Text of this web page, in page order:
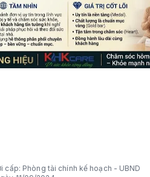
cấp: Phòng tài chính kế hoạch - UBND